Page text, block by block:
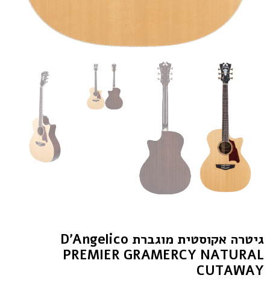
גיטרה אקוסטית מוגברת D’Angelico
PREMIER GRAMERCY NATURAL
CUTAWAY